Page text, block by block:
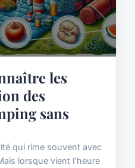
les
des
sans
qui rime souvent avec
lorsque vient l'heure